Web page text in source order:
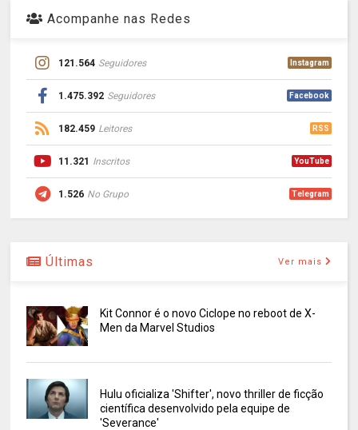
Acompanhe nas Redes
121.564 Seguidores Instagram
1.475.392 Seguidores Facebook
182.459 Leitores RSS
11.321 Inscritos YouTube
1.526 No Grupo Telegram
Últimas Ver mais
Kit Connor é o novo Ciclope no reboot de X-
Men da Marvel Studios
Hulu oficializa 'Shifter', novo thriller de ficção
científica desenvolvido pela equipe de
'Severance'